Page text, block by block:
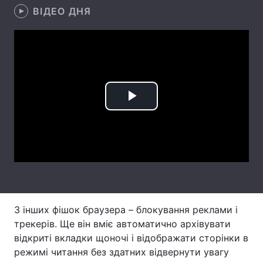
Відео з Youtube
Інтерв'ю Думки
Тема оформлення
ВІДЕО ДНЯ
Play
З інших фішок браузера – блокування реклами і
трекерів. Ще він вміє автоматично архівувати
відкриті вкладки щоночі і відображати сторінки в
режимі читання без здатних відвернути увагу